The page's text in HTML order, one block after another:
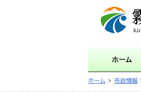
霧島市
website
ホーム
ホーム > 市政情報